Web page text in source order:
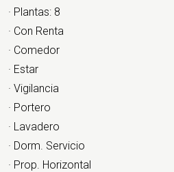
· Plantas: 8
· Con Renta
· Comedor
· Estar
· Vigilancia
· Portero
· Lavadero
· Dorm. Servicio
· Prop. Horizontal